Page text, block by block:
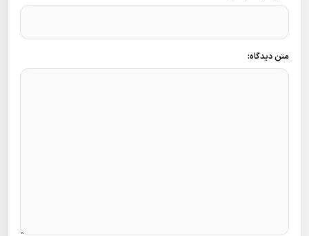
متن دیدگاه: